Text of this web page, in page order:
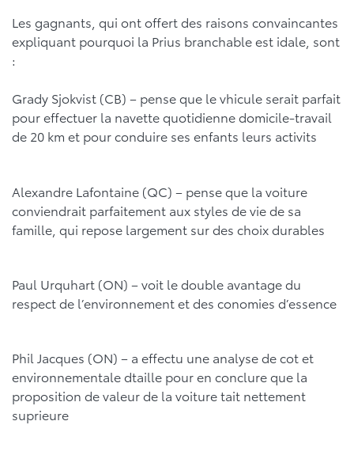
Les gagnants, qui ont offert des raisons convaincantes
expliquant pourquoi la Prius branchable est idale, sont
:
Grady Sjokvist (CB) – pense que le vhicule serait parfait
pour effectuer la navette quotidienne domicile-travail
de 20 km et pour conduire ses enfants leurs activits
Alexandre Lafontaine (QC) – pense que la voiture
conviendrait parfaitement aux styles de vie de sa
famille, qui repose largement sur des choix durables
Paul Urquhart (ON) – voit le double avantage du
respect de l’environnement et des conomies d’essence
Phil Jacques (ON) – a effectu une analyse de cot et
environnementale dtaille pour en conclure que la
proposition de valeur de la voiture tait nettement
suprieure